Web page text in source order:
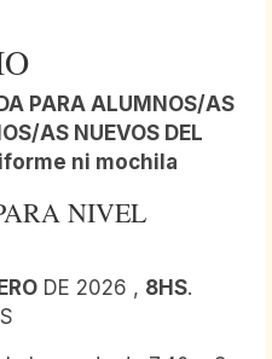
PARA ALUMNOS/AS
AS NUEVOS DEL
ni mochila
NIVEL
DE 2026 , 8HS.